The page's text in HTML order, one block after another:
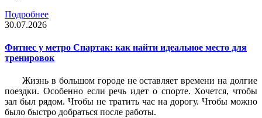
Подробнее
30.07.2026
Фитнес у метро Спартак: как найти идеальное место для
тренировок
Жизнь в большом городе не оставляет времени на долгие
поездки. Особенно если речь идет о спорте. Хочется, чтобы
зал был рядом. Чтобы не тратить час на дорогу. Чтобы можно
было быстро добраться после работы.